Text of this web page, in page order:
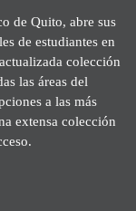
de Quito, abre sus
de estudiantes en
colección
las áreas del
a las más
extensa colección